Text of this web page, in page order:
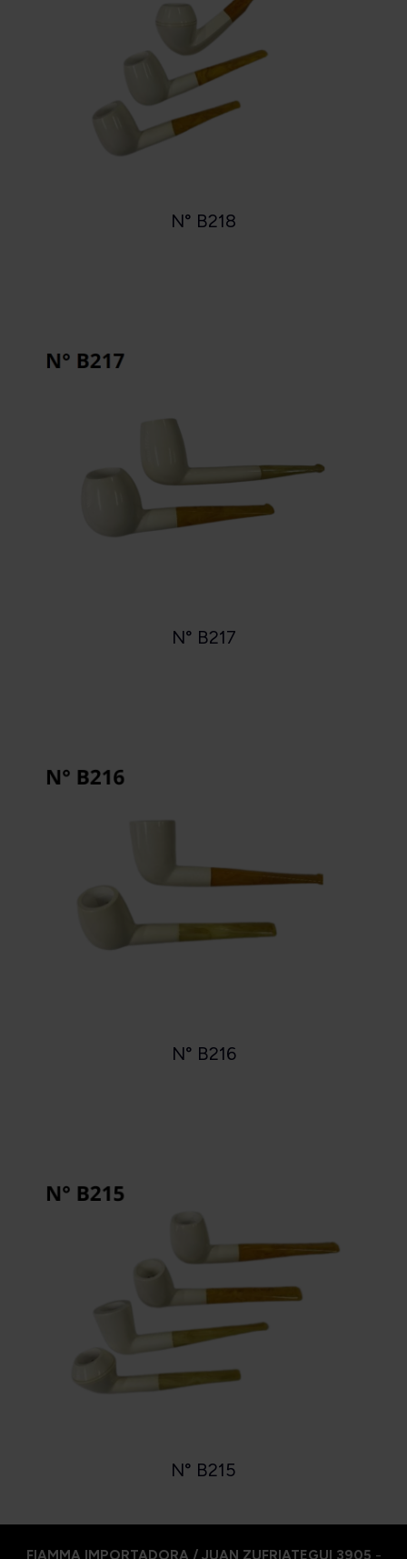
N° B218
N° B217
N° B216
N° B215
FIAMMA IMPORTADORA / JUAN ZUFRIATEGUI 3905 -